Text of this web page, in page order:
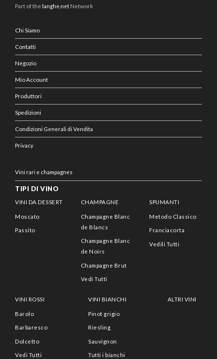
Part of the langhe.net Network
Chi Siamo
Contatti
Negozio
Mio Account
Produttori
Spedizioni
Condizioni Generali di Vendita
Privacy
Vini rari e champagnes
TIPI DI VINO
VINI DA DESSERT
Moscato
Passito
CHAMPAGNE
Champagne Blanc
de Blancs
Champagne Blanc
de Noirs
Champagne Brut
Vedi Tutti
SPUMANTI
Metodo Classico
Franciacorta
Vedili Tutti
VINI ROSSI
Barolo
Barbaresco
Dolcetto
Vedi Tutti
VINI BIANCHI
Pinot grigio
Riesling
Sauvignon
Tutti i bianchi
ALTRI VINI